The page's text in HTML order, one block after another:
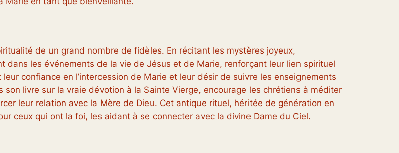
de un grand nombre de fidèles. En récitant les mystères joyeux,
dans les événements de la vie de Jésus et de Marie, renforçant leur lien spirituel
confiance en l’intercession de Marie et leur désir de suivre les enseignements
livre sur la vraie dévotion à la Sainte Vierge, encourage les chrétiens à méditer
leur relation avec la Mère de Dieu. Cet antique rituel, héritée de génération en
ceux qui ont la foi, les aidant à se connecter avec la divine Dame du Ciel.